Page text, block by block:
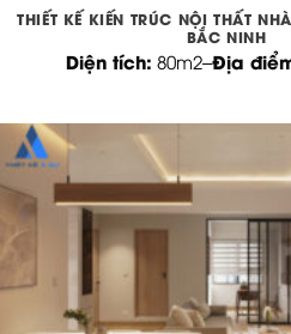
THIẾT KẾ KIẾN TRÚC NỘI THẤT
BẮC NINH
Diện tích: 80m2–Địa